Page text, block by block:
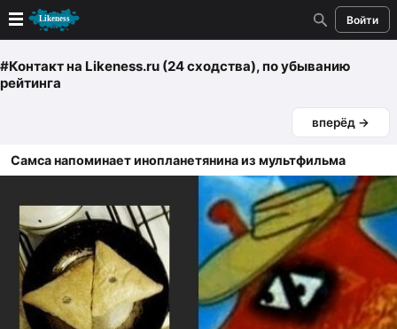
Войти
Новые
Голосование
Кандидаты
Случайное сходство 👍
Создать сходство
Для публикации необходима авторизация
#Контактна Likeness.ru (24 сходства), по убыванию
рейтинга
вперёд →
Самса напоминает инопланетянина из мультфильма